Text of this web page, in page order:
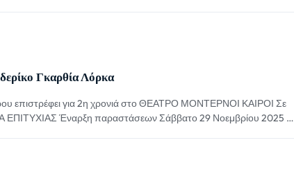
Γκαρθία Λόρκα
επιστρέφει για 2η χρονιά στο ΘΕΑΤΡΟ ΜΟΝΤΕΡΝΟΙ ΚΑΙΡΟΙ Σε
ΕΠΙΤΥΧΙΑΣ Έναρξη παραστάσεων Σάββατο 29 Νοεμβρίου 2025 Το